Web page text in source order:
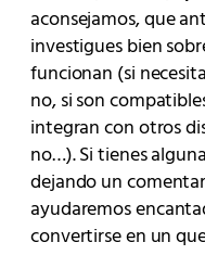
aconsejamos, que
investigues bien
funcionan (si
no, si son
integran con otros
no…). Si tienes
dejando un
ayudaremos
convertirse en un